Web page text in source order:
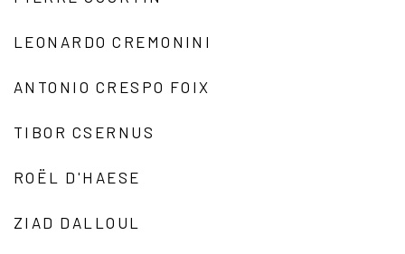
LEONARDO CREMONINI
ANTONIO CRESPO FOIX
TIBOR CSERNUS
ROËL D'HAESE
ZIAD DALLOUL